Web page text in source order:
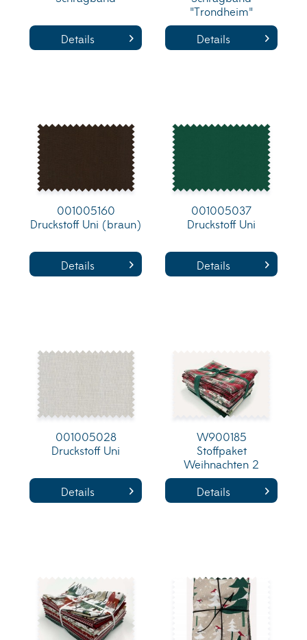
Details
"Trondheim"
Details
001005160
Druckstoff Uni (braun)
Details
001005037
Druckstoff Uni
Details
001005028
Druckstoff Uni
Details
W900185
Stoffpaket
Weihnachten 2
Details